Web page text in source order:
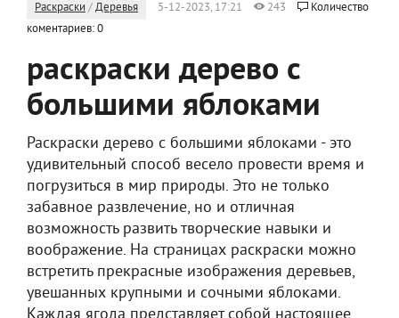
Раскраски /Деревья 5-12-2023, 17:21 243
Количество
коментариев: 0
раскраски дерево с
большими яблоками
Раскраски дерево с большими яблоками - это
удивительный способ весело провести время и
погрузиться в мир природы. Это не только
забавное развлечение, но и отличная
возможность развить творческие навыки и
воображение. На страницах раскраски можно
встретить прекрасные изображения деревьев,
увешанных крупными и сочными яблоками.